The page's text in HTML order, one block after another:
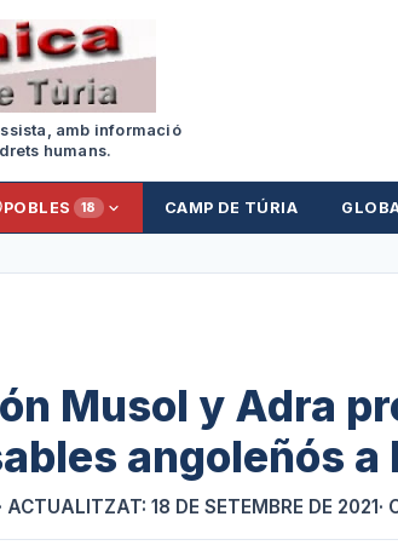
amb informació
humans.
POBLES 18 CAMP DE TÚRIA
Musol y Adra
angoleñós a
· ACTUALITZAT: 18 DE SETEMBRE DE 2021·